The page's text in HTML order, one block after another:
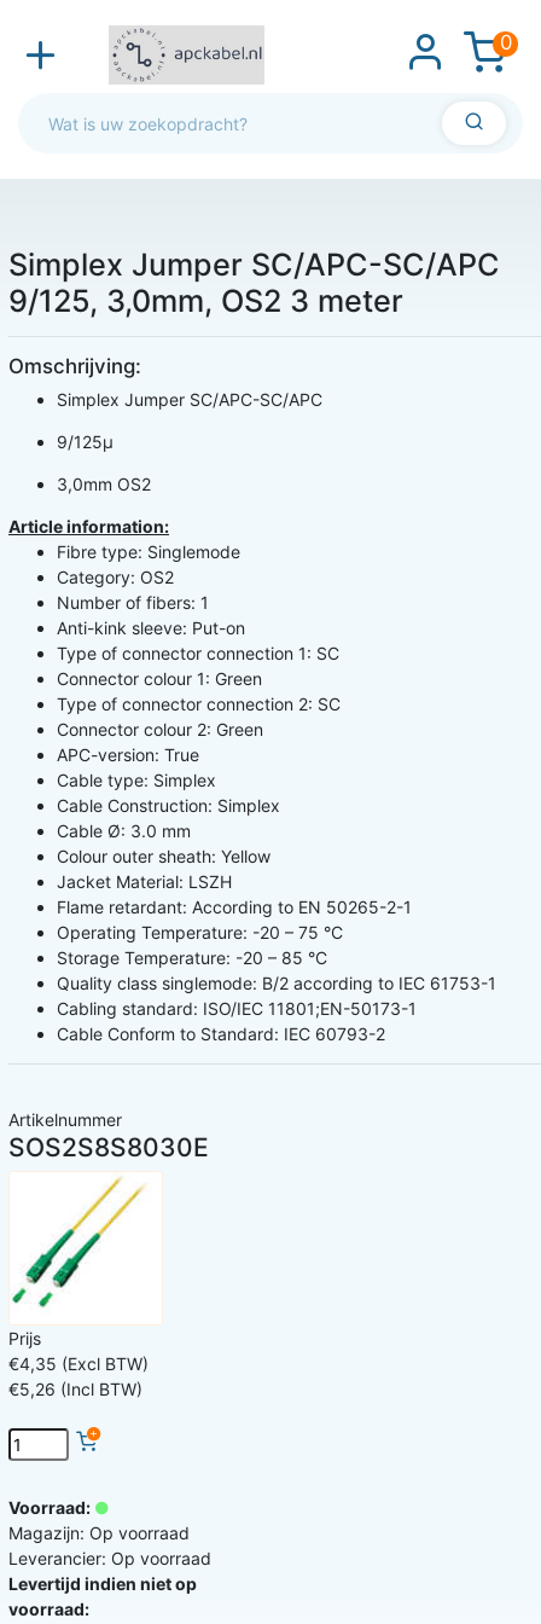
0
Simplex Jumper SC/APC-SC/APC
9/125, 3,0mm, OS2 3 meter
Omschrijving:
Simplex Jumper SC/APC-SC/APC
9/125µ
3,0mm OS2
Article information:
Fibre type: Singlemode
Category: OS2
Number of fibers: 1
Anti-kink sleeve: Put-on
Type of connector connection 1: SC
Connector colour 1: Green
Type of connector connection 2: SC
Connector colour 2: Green
APC-version: True
Cable type: Simplex
Cable Construction: Simplex
Cable Ø: 3.0 mm
Colour outer sheath: Yellow
Jacket Material: LSZH
Flame retardant: According to EN 50265-2-1
Operating Temperature: -20 – 75 °C
Storage Temperature: -20 – 85 °C
Quality class singlemode: B/2 according to IEC 61753-1
Cabling standard: ISO/IEC 11801;EN-50173-1
Cable Conform to Standard: IEC 60793-2
Artikelnummer
SOS2S8S8030E
Prijs
€4,35 (Excl BTW)
€5,26 (Incl BTW)
Voorraad:
Magazijn: Op voorraad
Leverancier: Op voorraad
Levertijd indien niet op
voorraad: